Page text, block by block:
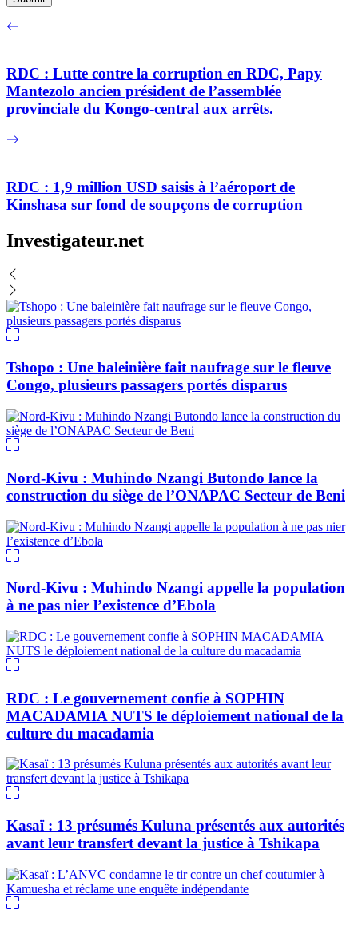
RDC : Lutte contre la corruption en RDC, Papy
Mantezolo ancien président de l’assemblée
provinciale du Kongo-central aux arrêts.
RDC : 1,9 million USD saisis à l’aéroport de
Kinshasa sur fond de soupçons de corruption
Investigateur.net
Tshopo : Une baleinière fait naufrage sur le fleuve
Congo, plusieurs passagers portés disparus
Nord-Kivu : Muhindo Nzangi Butondo lance la
construction du siège de l’ONAPAC Secteur de Beni
Nord-Kivu : Muhindo Nzangi appelle la population
à ne pas nier l’existence d’Ebola
RDC : Le gouvernement confie à SOPHIN
MACADAMIA NUTS le déploiement national de la
culture du macadamia
Kasaï : 13 présumés Kuluna présentés aux autorités
avant leur transfert devant la justice à Tshikapa